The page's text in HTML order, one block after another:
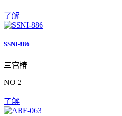
了解
SSNI-886
三宫椿
NO 2
了解